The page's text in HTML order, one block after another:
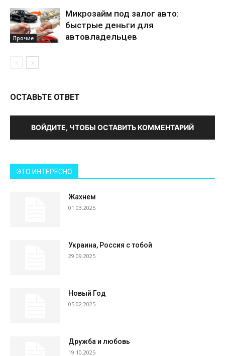
Прочие
Микрозайм под залог авто:
быстрые деньги для
автовладельцев
ОСТАВЬТЕ ОТВЕТ
ВОЙДИТЕ, ЧТОБЫ ОСТАВИТЬ КОММЕНТАРИЙ
ЭТО ИНТЕРЕСНО
Жахнем
01.03.2025
Украина, Россия с тобой
29.09.2025
Новый Год
05.02.2025
Дружба и любовь
19.10.2025